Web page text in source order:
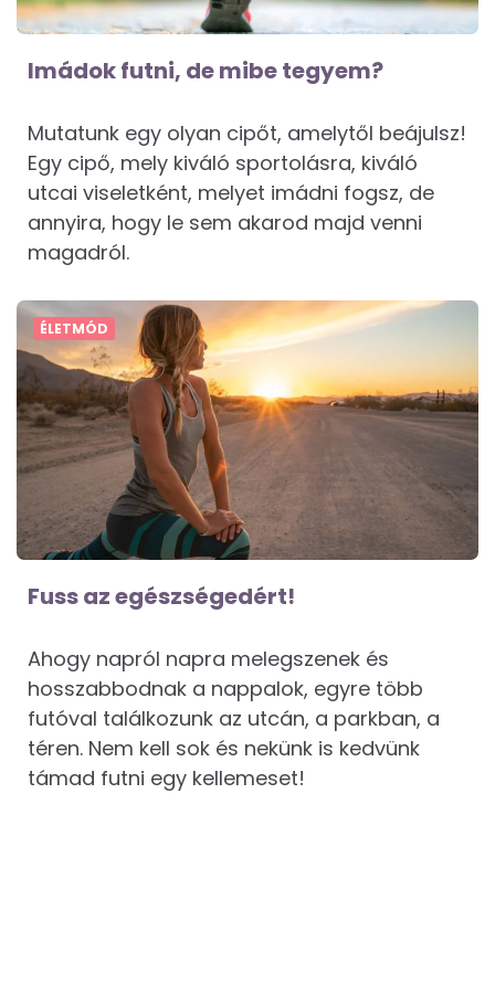
Imádok futni, de mibe tegyem?
Mutatunk egy olyan cipőt, amelytől beájulsz!
Egy cipő, mely kiváló sportolásra, kiváló
utcai viseletként, melyet imádni fogsz, de
annyira, hogy le sem akarod majd venni
magadról.
ÉLETMÓD
Fuss az egészségedért!
Ahogy napról napra melegszenek és
hosszabbodnak a nappalok, egyre több
futóval találkozunk az utcán, a parkban, a
téren. Nem kell sok és nekünk is kedvünk
támad futni egy kellemeset!